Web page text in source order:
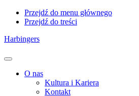
Przejdź do menu głównego
Przejdź do treści
Harbingers
Menu
O nas
Kultura i Kariera
Kontakt